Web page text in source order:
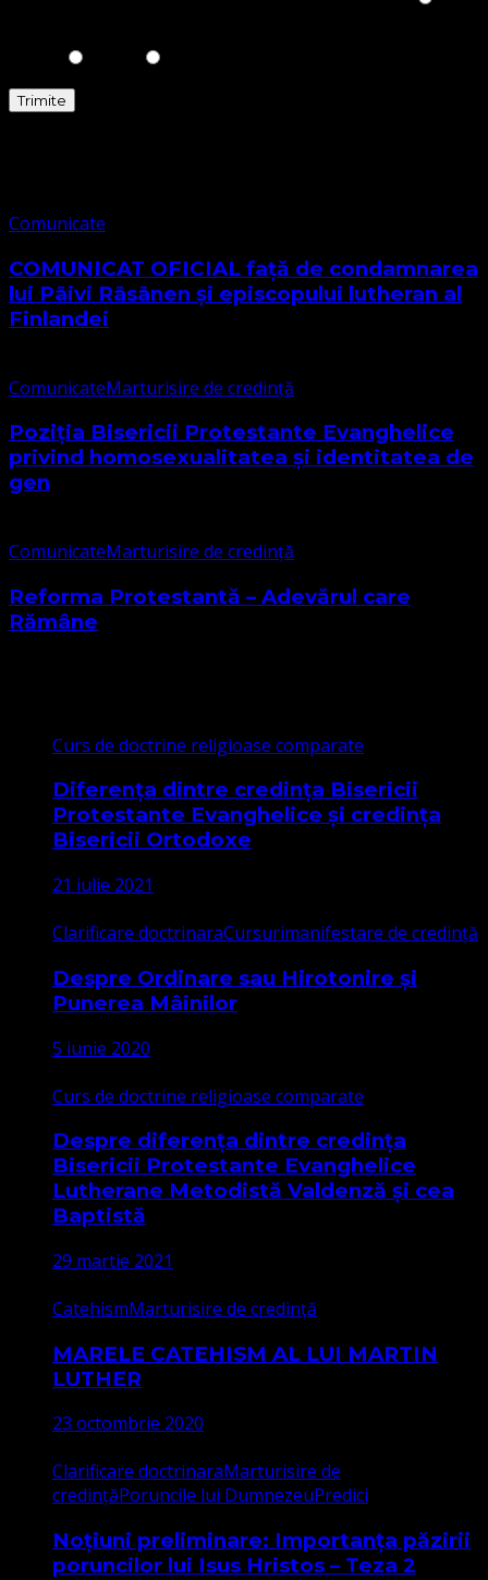
Comunicate
COMUNICAT OFICIAL față de condamnarea
lui Päivi Räsänen și episcopului lutheran al
Finlandei
ComunicateMarturisire de credință
Poziția Bisericii Protestante Evanghelice
privind homosexualitatea și identitatea de
gen
ComunicateMarturisire de credință
Reforma Protestantă – Adevărul care
Rămâne
Curs de doctrine religioase comparate
Diferența dintre credința Bisericii
Protestante Evanghelice și credința
Bisericii Ortodoxe
21 iulie 2021
Clarificare doctrinaraCursurimanifestare de credință
Despre Ordinare sau Hirotonire și
Punerea Mâinilor
5 iunie 2020
Curs de doctrine religioase comparate
Despre diferența dintre credința
Bisericii Protestante Evanghelice
Lutherane Metodistă Valdenză și cea
Baptistă
29 martie 2021
CatehismMarturisire de credință
MARELE CATEHISM AL LUI MARTIN
LUTHER
23 octombrie 2020
Clarificare doctrinaraMarturisire de
credințăPoruncile lui DumnezeuPredici
Noțiuni preliminare: Importanța păzirii
poruncilor lui Isus Hristos – Teza 2